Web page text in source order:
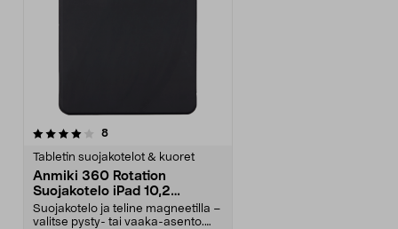
8arvostelut
Tabletin suojakotelot & kuoret
Anmiki 360 Rotation
Suojakotelo iPad 10,2
tuumaa (7., 8. ja 9. sukupolvi)
Suojakotelo ja teline magneetilla –
valitse pysty- tai vaaka-asento.